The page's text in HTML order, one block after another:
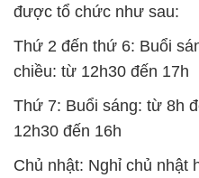
được tổ chức như sau:
Thứ 2 đến thứ 6: Buổi
chiều: từ 12h30 đến 17h
Thứ 7: Buổi sáng: từ 8h
12h30 đến 16h
Chủ nhật: Nghỉ chủ nhật